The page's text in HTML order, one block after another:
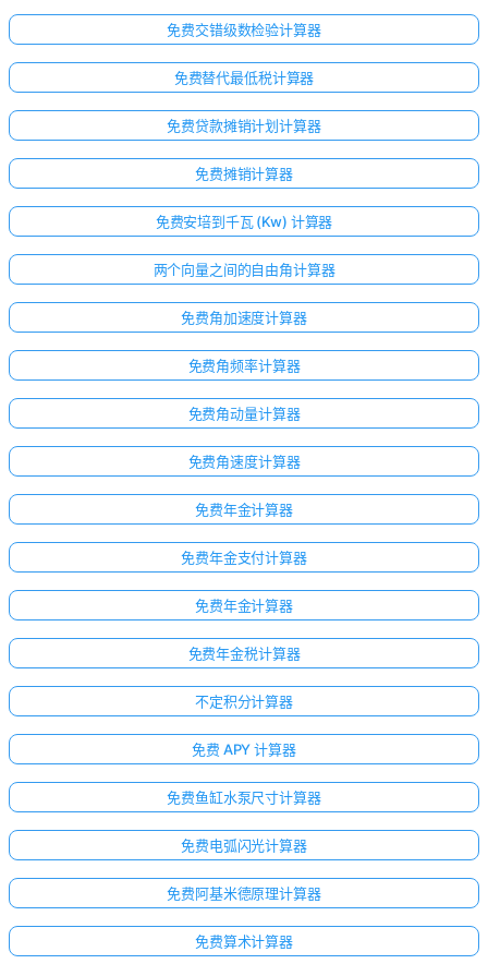
登
免费交错级数检验计算器
免费替代最低税计算器
免费贷款摊销计划计算器
免费摊销计算器
免费安培到千瓦 (Kw) 计算器
两个向量之间的自由角计算器
免费角加速度计算器
免费角频率计算器
免费角动量计算器
免费角速度计算器
免费年金计算器
免费年金支付计算器
免费年金计算器
免费年金税计算器
不定积分计算器
免费 APY 计算器
免费鱼缸水泵尺寸计算器
免费电弧闪光计算器
免费阿基米德原理计算器
免费算术计算器